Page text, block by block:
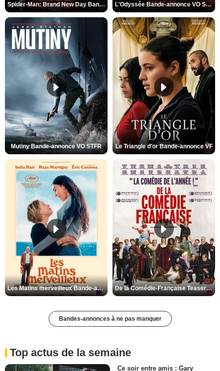
Spider-Man: Brand New Day Bande-annonce VO STFR L'Odyssée Bande-annonce VO STFR
Mutiny Bande-annonce VO STFR Le Triangle d'or Bande-annonce VF
Les Matins merveilleux Bande-annonce VF De la Comédie-Française Teaser VF
Bandes-annonces à ne pas manquer
Top actus de la semaine
Ce soir entre amis : Gary